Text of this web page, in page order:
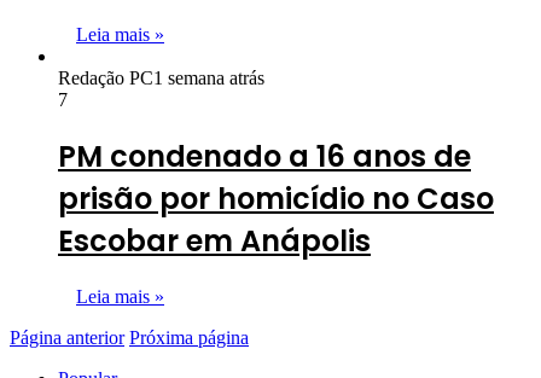
Leia mais »
Redação PC1 semana atrás
7
PM condenado a 16 anos de
prisão por homicídio no Caso
Escobar em Anápolis
Leia mais »
Página anterior Próxima página